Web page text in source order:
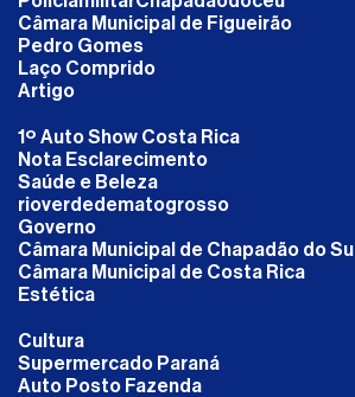
Câmara Municipal de Figueirão
Pedro Gomes
Laço Comprido
Artigo
1º Auto Show Costa Rica
Nota Esclarecimento
Saúde e Beleza
rioverdedematogrosso
Governo
Câmara Municipal de Chapadão do Sul
Câmara Municipal de Costa Rica
Estética
Cultura
Supermercado Paraná
Auto Posto Fazenda